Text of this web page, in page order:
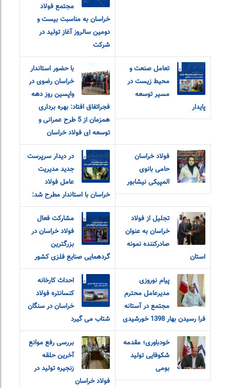
مجتمع فولاد
خراسان به مناسبت بیست و
دومین سالروز آغاز تولید در
شرکت
تعامل صنعت و
محیط زیست در
مسیر توسعه
پایدار
با حضور استاندار
خراسان رضوی در
واپسین روز دهه
فجراتفاق افتاد: بهره برداری
همزمان از 5 طرح عمرانی و
توسعه ای فولاد خراسان
فولاد خراسان
حامی بانوی
المپیکی نیشابور
در دیدار سرپرست
جدید مدیریت
عامل فولاد
خراسان با استاندار مطرح شد:
تجلیل از فولاد
خراسان به عنوان
صادرکننده نمونه
استان
مشارکت فعال
فولاد خراسان در
بزرگترین
گردهمایی صنایع فلزی کشور
پیام نوروزی
مدیرعامل محترم
مجتمع در آستانه
فرا رسیدن بهار 1398 خورشیدی
احداث کارخانه
کنسانتره فولاد
خراسان در سنگان
شتاب می گیرد
خودباوری؛ مقدمه
شکوفایی تولید
بومی
بررسی رفع موانع
آخرین حلقه
زنجیره تولید در
فولاد خراسان